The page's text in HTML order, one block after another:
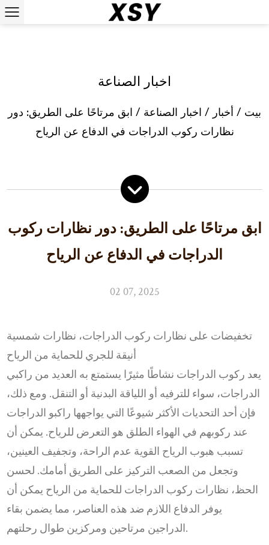
اخبار الصناعة
بيت / أخبار / اخبار الصناعة / ابق مرتاحًا على الطريق: دور
نظارات ركوب الدراجات في الدفاع عن الرياح
ابق مرتاحًا على الطريق: دور نظارات ركوب
الدراجات في الدفاع عن الرياح
02 07, 2025
تخفيضات على نظارات ركوب الدراجات، نظارات شمسية
أنيقة للجري للحماية من الرياح
يعد ركوب الدراجات نشاطًا مثيرًا يستمتع به العديد من راكبي
الدراجات، سواء للترفيه أو اللياقة البدنية أو التنقل. ومع ذلك،
فإن أحد التحديات الأكثر شيوعًا التي يواجهها راكبو الدراجات
عند ركوبهم في الهواء الطلق هو التعرض للرياح. يمكن أن
تسبب هبوب الرياح القوية عدم الراحة، وتجفيف العينين،
وتجعل من الصعب التركيز على الطريق أمامك. لحسن
الحظ، نظارات ركوب الدراجات للحماية من الرياح يمكن أن
يوفر الدفاع اللازم ضد هذه العناصر، مما يضمن بقاء
الدراجين مرتاحين ومركزين طوال رحلتهم.